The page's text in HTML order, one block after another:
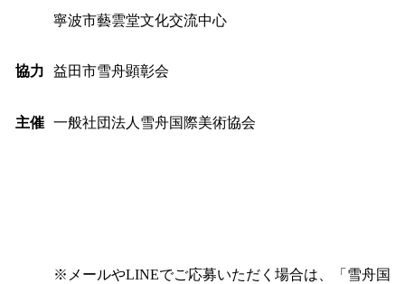
寧波市藝雲堂文化交流中心
協力 益田市雪舟顕彰会
主催 一般社団法人雪舟国際美術協会
※メールやLINEでご応募いただく場合は、「雪舟国